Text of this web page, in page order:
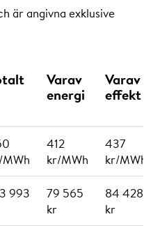
408 kr/kW) + 10 870 kr =
37°C ) x 7 kr/MWh,°C x
april: 8 325 kr + 10 151 -
med en
är angivna exklusive
Varav
energi
Varav
effekt
412
kr/MWh
437
kr/MWh
993
79 565
kr
84 428
kr